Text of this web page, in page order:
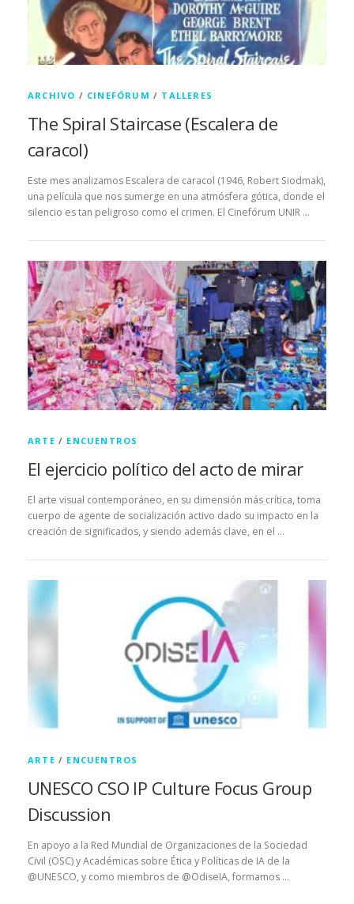
ARCHIVO / CINEFÓRUM / TALLERES
The Spiral Staircase (Escalera de
caracol)
Este mes analizamos Escalera de caracol (1946, Robert Siodmak),
una película que nos sumerge en una atmósfera gótica, donde el
silencio es tan peligroso como el crimen. El Cinefórum UNIR …
ARTE / ENCUENTROS
El ejercicio político del acto de mirar
El arte visual contemporáneo, en su dimensión más crítica, toma
cuerpo de agente de socialización activo dado su impacto en la
creación de significados, y siendo además clave, en el …
ARTE / ENCUENTROS
UNESCO CSO IP Culture Focus Group
Discussion
En apoyo a la Red Mundial de Organizaciones de la Sociedad
Civil (OSC) y Académicas sobre Ética y Políticas de IA de la
@UNESCO, y como miembros de @OdiseIA, formamos …